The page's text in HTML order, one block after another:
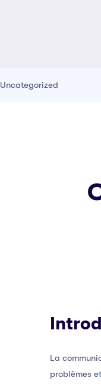
Uncategorized
La
problèmes